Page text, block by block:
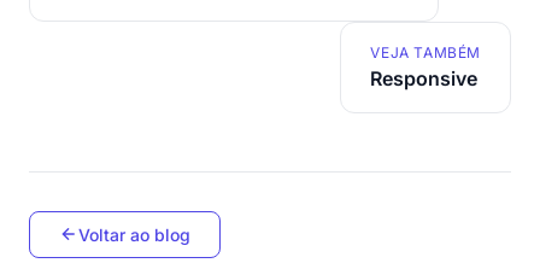
VEJA TAMBÉM
Responsive
Voltar ao blog